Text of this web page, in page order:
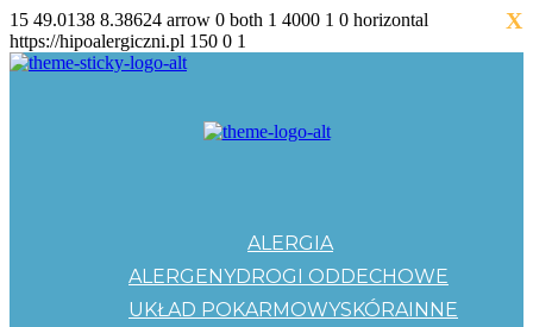
15 49.0138 8.38624 arrow 0 both 1 4000 1 0 horizontal
https://hipoalergiczni.pl 150 0 1
ALERGIA
ALERGENYDROGI ODDECHOWE
UKŁAD POKARMOWYSKÓRAINNE
X